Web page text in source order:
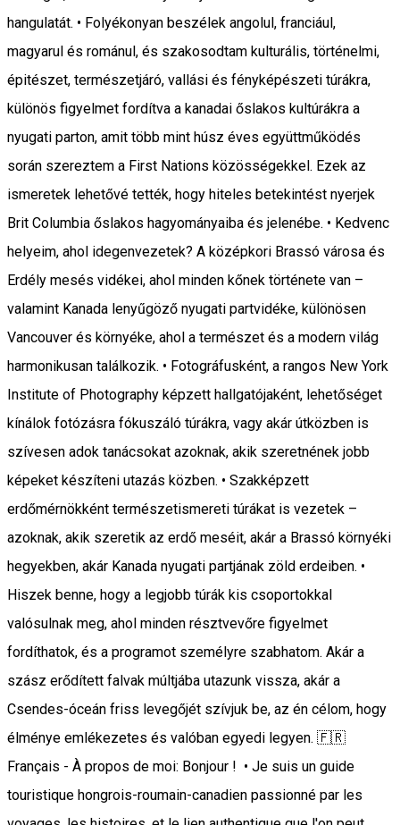
hangulatát. • Folyékonyan beszélek angolul, franciául,
magyarul és románul, és szakosodtam kulturális, történelmi,
épitészet, természetjáró, vallási és fényképészeti túrákra,
különös figyelmet fordítva a kanadai őslakos kultúrákra a
nyugati parton, amit több mint húsz éves együttműködés
során szereztem a First Nations közösségekkel. Ezek az
ismeretek lehetővé tették, hogy hiteles betekintést nyerjek
Brit Columbia őslakos hagyományaiba és jelenébe. • Kedvenc
helyeim, ahol idegenvezetek? A középkori Brassó városa és
Erdély mesés vidékei, ahol minden kőnek története van –
valamint Kanada lenyűgöző nyugati partvidéke, különösen
Vancouver és környéke, ahol a természet és a modern világ
harmonikusan találkozik. • Fotográfusként, a rangos New York
Institute of Photography képzett hallgatójaként, lehetőséget
kínálok fotózásra fókuszáló túrákra, vagy akár útközben is
szívesen adok tanácsokat azoknak, akik szeretnének jobb
képeket készíteni utazás közben. • Szakképzett
erdőmérnökként természetismereti túrákat is vezetek –
azoknak, akik szeretik az erdő meséit, akár a Brassó környéki
hegyekben, akár Kanada nyugati partjának zöld erdeiben. •
Hiszek benne, hogy a legjobb túrák kis csoportokkal
valósulnak meg, ahol minden résztvevőre figyelmet
fordíthatok, és a programot személyre szabhatom. Akár a
szász erődített falvak múltjába utazunk vissza, akár a
Csendes-óceán friss levegőjét szívjuk be, az én célom, hogy
élménye emlékezetes és valóban egyedi legyen. 🇫🇷
Français - À propos de moi: Bonjour ! • Je suis un guide
touristique hongrois-roumain-canadien passionné par les